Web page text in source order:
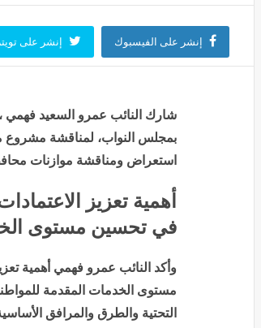
إنشر على الفيسبوك إنشر على تويتر
شارك النائب عمرو السعيد فهمي
استعراض ومناقشة موازنات
أهمية تعزيز
في تحسين مستوى
وأكد النائب عمرو فهمي أهمية
مستوى الخدمات المقدمة
التحتية والطرق والمرافق